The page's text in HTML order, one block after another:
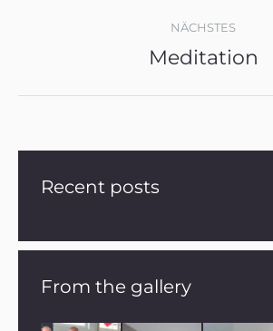
NÄCHSTES
Nächstes
Meditation
Recent posts
From the gallery